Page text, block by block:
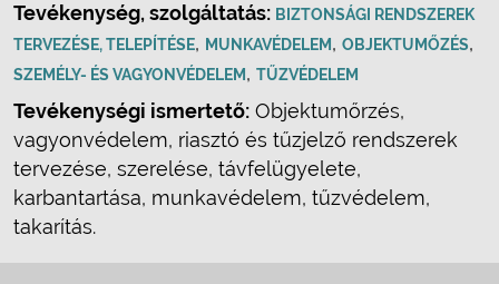
Tevékenység, szolgáltatás: BIZTONSÁGI RENDSZEREK
TERVEZÉSE, TELEPÍTÉSE, MUNKAVÉDELEM, OBJEKTUMŐZÉS,
SZEMÉLY- ÉS VAGYONVÉDELEM, TŰZVÉDELEM
Tevékenységi ismertető: Objektumőrzés,
vagyonvédelem, riasztó és tűzjelző rendszerek
tervezése, szerelése, távfelügyelete,
karbantartása, munkavédelem, tűzvédelem,
takarítás.